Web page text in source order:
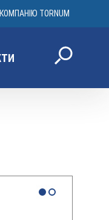
TORNUM